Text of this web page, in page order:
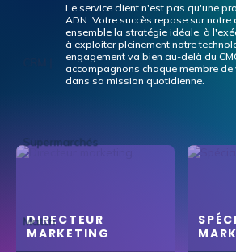
Le service client n'est pas qu'une
ADN. Votre succès repose sur
ensemble la stratégie idéale, à
à exploiter pleinement notre
engagement va bien au-delà du
accompagnons chaque membre
dans sa mission quotidienne.
DIRECTEUR
MARKETING